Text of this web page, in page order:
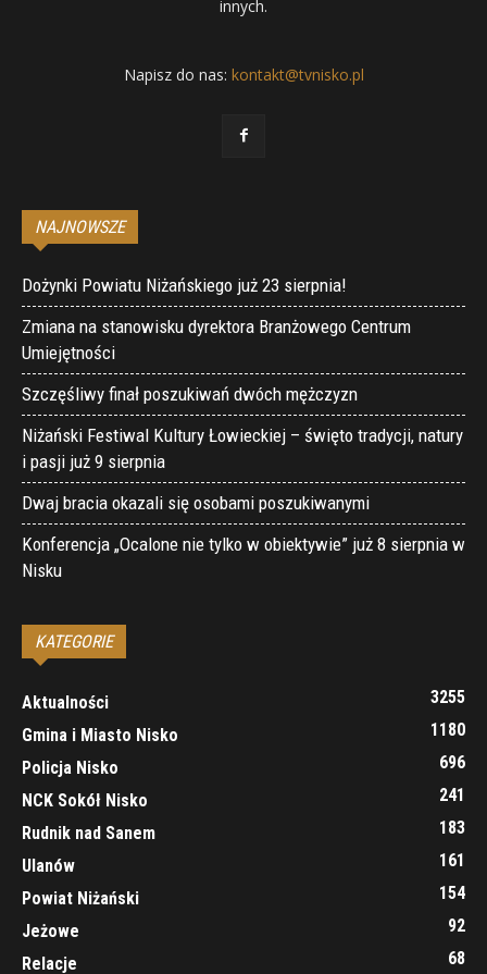
innych.
Napisz do nas: kontakt@tvnisko.pl
NAJNOWSZE
Dożynki Powiatu Niżańskiego już 23 sierpnia!
Zmiana na stanowisku dyrektora Branżowego Centrum
Umiejętności
Szczęśliwy finał poszukiwań dwóch mężczyzn
Niżański Festiwal Kultury Łowieckiej – święto tradycji, natury
i pasji już 9 sierpnia
Dwaj bracia okazali się osobami poszukiwanymi
Konferencja „Ocalone nie tylko w obiektywie” już 8 sierpnia w
Nisku
KATEGORIE
Aktualności
3255
Gmina i Miasto Nisko
1180
Policja Nisko
696
NCK Sokół Nisko
241
Rudnik nad Sanem
183
Ulanów
161
Powiat Niżański
154
Jeżowe
92
Relacje
68